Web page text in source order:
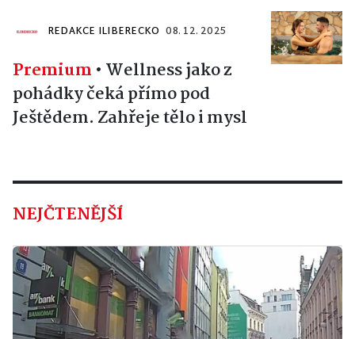
REDAKCE ILIBERECKO 08. 12. 2025
Premium • Wellness jako z
pohádky čeká přímo pod
Ještědem. Zahřeje tělo i mysl
NEJČTENĚJŠÍ